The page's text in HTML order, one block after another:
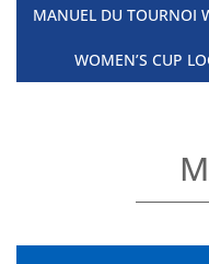
MANUEL DU TOURNOI
WOMEN’S CUP